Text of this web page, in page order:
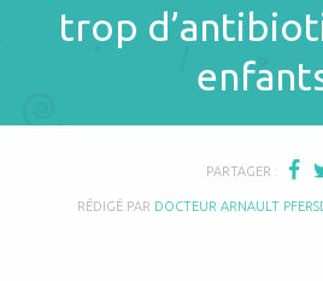
trop
PARTAGER :
RÉDIGÉ PAR DOCTEUR ARNAULT